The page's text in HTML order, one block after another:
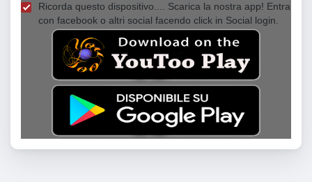
Ricorda questo dispositivo.... Scarica la nostra app! Entra
con facebook o altri social facendo click in Social login.